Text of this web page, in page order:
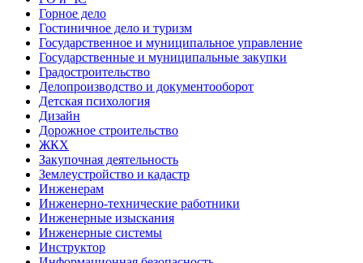
Горное дело
Гостиничное дело и туризм
Государственное и муниципальное управление
Государственные и муниципальные закупки
Градостроительство
Делопроизводство и документооборот
Детская психология
Дизайн
Дорожное строительство
ЖКХ
Закупочная деятельность
Землеустройство и кадастр
Инженерам
Инженерно-технические работники
Инженерные изыскания
Инженерные системы
Инструктор